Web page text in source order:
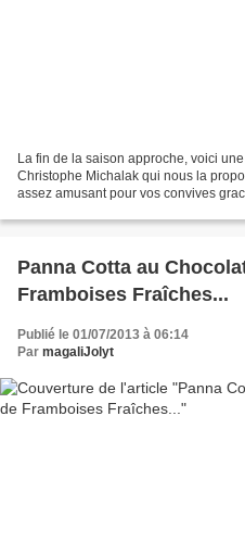
La fin de la saison approche, voici
Christophe Michalak qui nous la
assez amusant pour vos convives
Panna Cotta au
Framboises Fraîches...
Publié le 01/07/2013 à 06:14
Par magaliJolyt